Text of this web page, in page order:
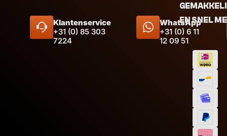
Klantenservice
+31 (0) 85 303
7224
WhatsApp
+31 (0) 6 11
12 09 51
EN SNEL